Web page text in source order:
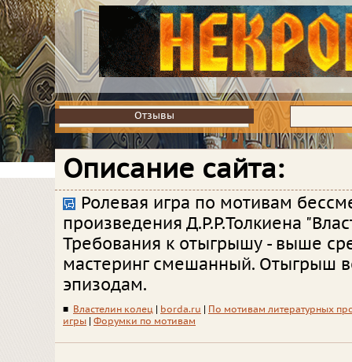
Отзывы
Отзывы
Описание сайта:
Ролевая игра по мотивам
произведения Д.Р.Р.Толкиена
Требования к отыгрышу - выше
мастеринг смешанный. Отыгрыш
эпизодам.
■ Властелин колец borda.ru
По мотивам литературных
игры
Форумки по мотивам